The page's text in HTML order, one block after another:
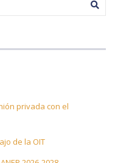
privada con el
de la OIT